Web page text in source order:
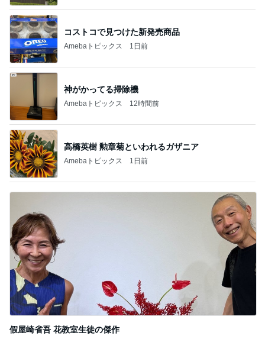
コストコで見つけた新発売商品
Amebaトピックス 1日前
神がかってる掃除機
Amebaトピックス 12時間前
高橋英樹 勲章菊といわれるガザニア
Amebaトピックス 1日前
假屋崎省吾 花教室生徒の傑作